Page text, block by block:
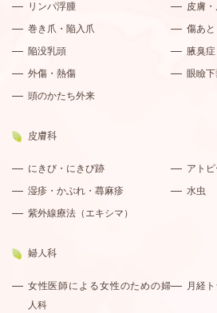
リンパ浮腫
皮膚
巻き爪・陥入爪
傷あ
陥没乳頭
腋臭
外傷・熱傷
眼瞼
頭のかたち外来
皮膚科
にきび・にきび跡
アト
湿疹・かぶれ・蕁麻疹
水虫
紫外線療法（エキシマ）
婦人科
女性医師による女性のための婦
人科
月経